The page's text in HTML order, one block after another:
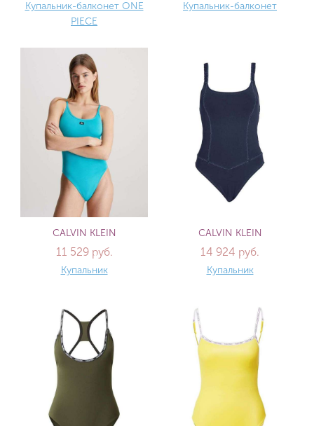
Купальник-балконет ONE
PIECE
Купальник-балконет
CALVIN KLEIN
11 529 руб.
Купальник
CALVIN KLEIN
14 924 руб.
Купальник